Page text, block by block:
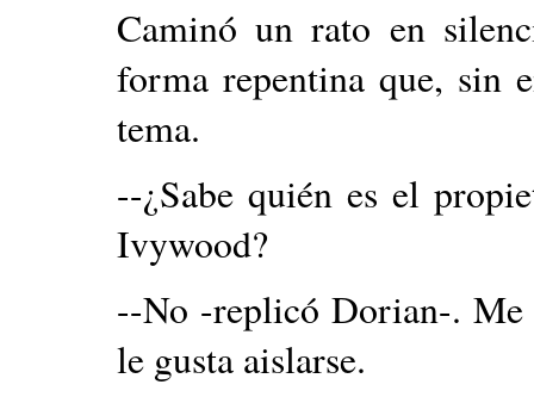
Caminó un rato en
forma repentina que, sin
tema.
--¿Sabe quién es el
Ivywood?
--No -replicó Dorian-. Me
le gusta aislarse.